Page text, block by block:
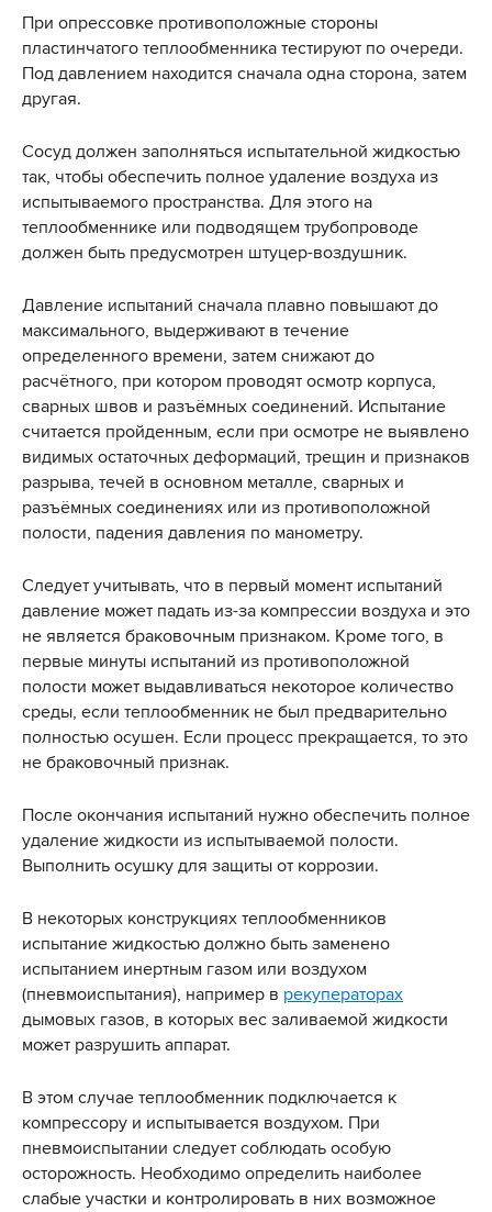
При опрессовке противоположные стороны
пластинчатого теплообменника тестируют по очереди.
Под давлением находится сначала одна сторона, затем
другая.
Сосуд должен заполняться испытательной жидкостью
так, чтобы обеспечить полное удаление воздуха из
испытываемого пространства. Для этого на
теплообменнике или подводящем трубопроводе
должен быть предусмотрен штуцер-воздушник.
Давление испытаний сначала плавно повышают до
максимального, выдерживают в течение
определенного времени, затем снижают до
расчётного, при котором проводят осмотр корпуса,
сварных швов и разъёмных соединений. Испытание
считается пройденным, если при осмотре не выявлено
видимых остаточных деформаций, трещин и признаков
разрыва, течей в основном металле, сварных и
разъёмных соединениях или из противоположной
полости, падения давления по манометру.
Следует учитывать, что в первый момент испытаний
давление может падать из-за компрессии воздуха и это
не является браковочным признаком. Кроме того, в
первые минуты испытаний из противоположной
полости может выдавливаться некоторое количество
среды, если теплообменник не был предварительно
полностью осушен. Если процесс прекращается, то это
не браковочный признак.
После окончания испытаний нужно обеспечить полное
удаление жидкости из испытываемой полости.
Выполнить осушку для защиты от коррозии.
В некоторых конструкциях теплообменников
испытание жидкостью должно быть заменено
испытанием инертным газом или воздухом
(пневмоиспытания), например в рекуператорах
дымовых газов, в которых вес заливаемой жидкости
может разрушить аппарат.
В этом случае теплообменник подключается к
компрессору и испытывается воздухом. При
пневмоиспытании следует соблюдать особую
осторожность. Необходимо определить наиболее
слабые участки и контролировать в них возможное